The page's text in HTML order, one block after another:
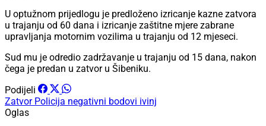
U optužnom prijedlogu je predloženo izricanje kazne zatvora
u trajanju od 60 dana i izricanje zaštitne mjere zabrane
upravljanja motornim vozilima u trajanju od 12 mjeseci.
Sud mu je odredio zadržavanje u trajanju od 15 dana, nakon
čega je predan u zatvor u Šibeniku.
Podijeli
Zatvor Policija negativni bodovi ivinj
Oglas